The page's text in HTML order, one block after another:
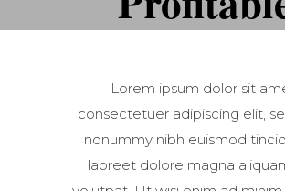
Lorem ipsum dolor sit
consectetuer adipiscing elit,
nonummy nibh euismod
laoreet dolore magna